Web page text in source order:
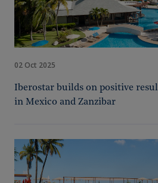
Iberostar builds on positive
in Mexico and Zanzibar
02 Oct 2025